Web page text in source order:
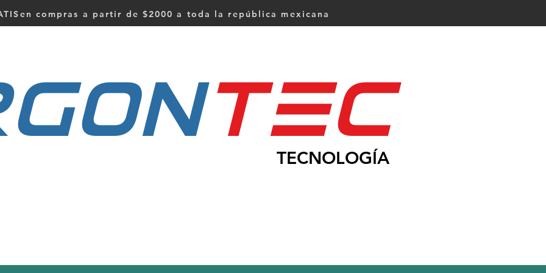
compras a partir de $2000 a toda la república mexicana
tEc
TECNOLOGÍA